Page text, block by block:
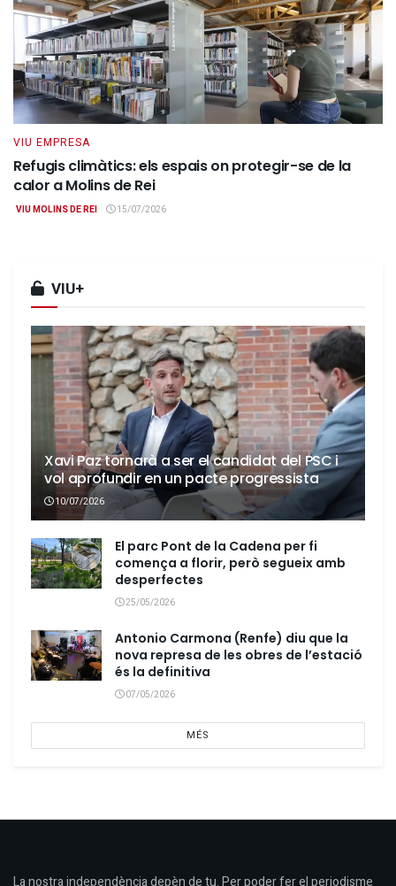
VIU EMPRESA
Refugis climàtics: els espais on protegir-se de la
calor a Molins de Rei
VIU MOLINS DE REI 15/07/2026
VIU+
Xavi Paz tornarà a ser el candidat del PSC i
vol aprofundir en un pacte progressista
10/07/2026
El parc Pont de la Cadena per fi
comença a florir, però segueix amb
desperfectes
25/05/2026
Antonio Carmona (Renfe) diu que la
nova represa de les obres de l’estació
és la definitiva
07/05/2026
MÉS
La nostra independència depèn de tu. Per poder fer el periodisme